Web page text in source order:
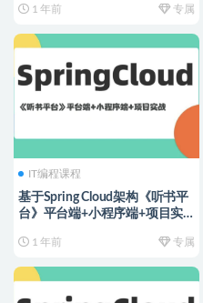
1 年前 专属
IT编程课程
基于Spring Cloud架构《听书平
台》平台端+小程序端+项目实
1 年前 专属